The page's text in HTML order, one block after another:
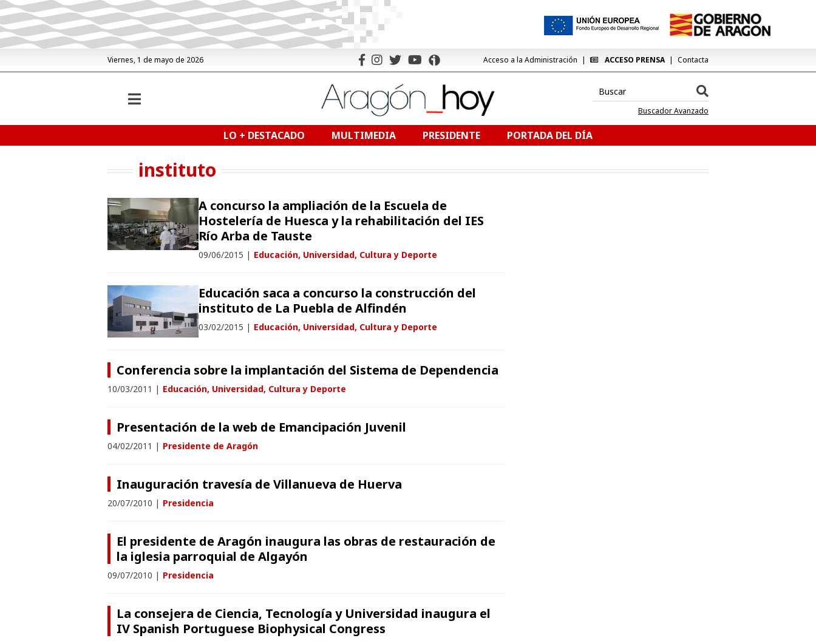
Viernes, 1 de mayo de 2026 Acceso a la Administración ACCESO PRENSA Contacta
Buscador Avanzado
LO + DESTACADO MULTIMEDIA PRESIDENTE PORTADA DEL DÍA
instituto
A concurso la ampliación de la Escuela de
Hostelería de Huesca y la rehabilitación del IES
Río Arba de Tauste
09/06/2015 | Educación, Universidad, Cultura y Deporte
Educación saca a concurso la construcción del
instituto de La Puebla de Alfindén
03/02/2015 | Educación, Universidad, Cultura y Deporte
Conferencia sobre la implantación del Sistema de Dependencia
10/03/2011 | Educación, Universidad, Cultura y Deporte
Presentación de la web de Emancipación Juvenil
04/02/2011 | Presidente de Aragón
Inauguración travesía de Villanueva de Huerva
20/07/2010 | Presidencia
El presidente de Aragón inaugura las obras de restauración de
la iglesia parroquial de Algayón
09/07/2010 | Presidencia
La consejera de Ciencia, Tecnología y Universidad inaugura el
IV Spanish Portuguese Biophysical Congress